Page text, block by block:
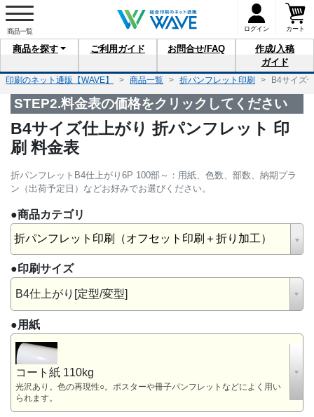
ログイン カート
商品を探す ご利用 ガイド お問合せ/FAQ
作成/入稿
ガイド
印刷のネット通販【WAVE】 商品一覧 折パンフレット印刷 B4サイズ
STEP2.料金表の価格をクリックしてください
B4サイズ仕上がり 折パンフレット 印
刷 料金表
折パンフレットB4仕上がり6P 100部～：用紙、色数、部数、納期プラ
ン（出荷予定日）などお好みでお選びください。
●商品カテゴリ
折パンフレット印刷（オフセット印刷＋折り加工）
●印刷サイズ
B4仕上がり[定型/変型]
●用紙
コート紙 110kg
光沢あり。色の再現性○。ポスターや冊子パンフレットなどによく用い
られます。